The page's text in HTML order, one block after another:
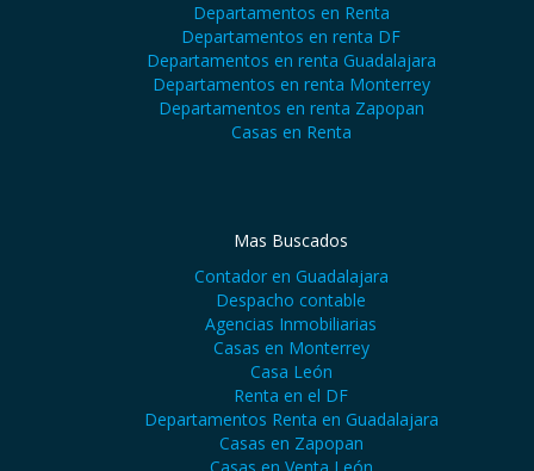
Departamentos en Renta
Departamentos en renta DF
Departamentos en renta Guadalajara
Departamentos en renta Monterrey
Departamentos en renta Zapopan
Casas en Renta
Mas Buscados
Contador en Guadalajara
Despacho contable
Agencias Inmobiliarias
Casas en Monterrey
Casa León
Renta en el DF
Departamentos Renta en Guadalajara
Casas en Zapopan